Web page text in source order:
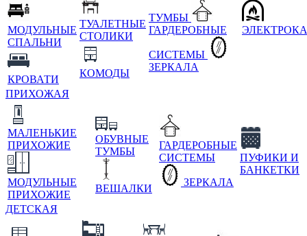
МОДУЛЬНЫЕ
СПАЛЬНИ
КРОВАТИ
ТУАЛЕТНЫЕ
СТОЛИКИ
КОМОДЫ
ТУМБЫ
ГАРДЕРОБНЫЕ
СИСТЕМЫ
ЗЕРКАЛА
ПРИХОЖАЯ
МАЛЕНЬКИЕ
ПРИХОЖИЕ
МОДУЛЬНЫЕ
ПРИХОЖИЕ
ОБУВНЫЕ
ТУМБЫ
ВЕШАЛКИ
ГАРДЕРОБНЫЕ
СИСТЕМЫ
ЗЕРКАЛА
ПУФИКИ И
БАНКЕТКИ
ДЕТСКАЯ